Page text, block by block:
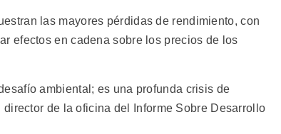
las mayores pérdidas de rendimiento, con
efectos en cadena sobre los precios de los
ambiental; es una profunda crisis de
de la oficina del Informe Sobre Desarrollo